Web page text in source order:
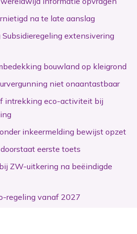
na te late aanslag
extensivering
bouwland op kleigrond
niet onaantastbaar
intrekking eco-activiteit bij
inkeermelding bewijst opzet
eerste toets
ZW-uitkering na beëindigde
regeling vanaf 2027